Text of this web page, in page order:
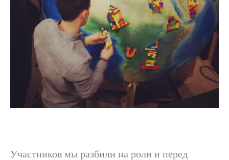
Участников мы разбили на роли и перед